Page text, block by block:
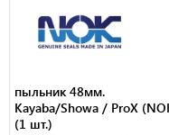
пыльник 48мм.
Kayaba/Showa / ProX
(1 шт.)